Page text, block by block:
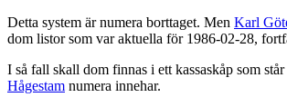
Detta system är numera borttaget. Men Karl
dom listor som var aktuella för 1986-02-28,
I så fall skall dom finnas i ett kassaskåp som
Hågestam numera innehar.